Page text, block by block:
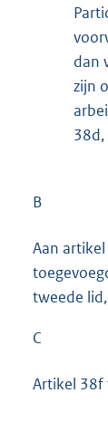
dan
zijn
38d,
B
Aan
tweede
C
Artikel 38f